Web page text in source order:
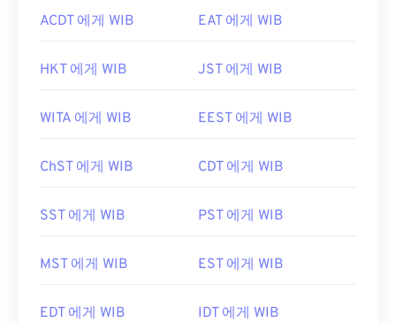
ACDT 에게 WIB EAT 에게 WIB
HKT 에게 WIB JST 에게 WIB
WITA 에게 WIB EEST 에게 WIB
ChST 에게 WIB CDT 에게 WIB
SST 에게 WIB PST 에게 WIB
MST 에게 WIB EST 에게 WIB
EDT 에게 WIB IDT 에게 WIB